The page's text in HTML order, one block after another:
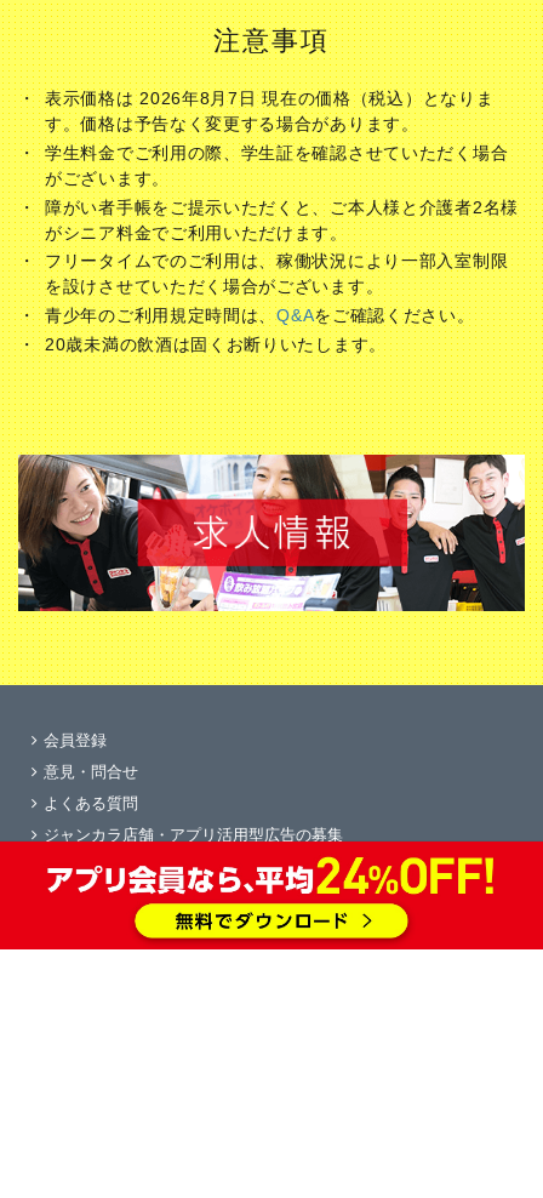
注意事項
表示価格は 2026年8月7日 現在の価格（税込）となりま
す。価格は予告なく変更する場合があります。
学生料金でご利用の際、学生証を確認させていただく場合
がございます。
障がい者手帳をご提示いただくと、ご本人様と介護者2名様
がシニア料金でご利用いただけます。
フリータイムでのご利用は、稼働状況により一部入室制限
を設けさせていただく場合がございます。
青少年のご利用規定時間は、Q&Aをご確認ください。
20歳未満の飲酒は固くお断りいたします。
会員登録
意見・問合せ
よくある質問
ジャンカラ店舗・アプリ活用型広告の募集
学園祭協賛
求人情報